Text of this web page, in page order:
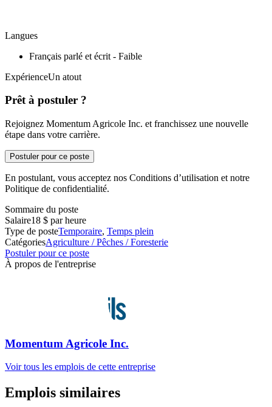
Langues
Français parlé et écrit - Faible
ExpérienceUn atout
Prêt à postuler ?
Rejoignez Momentum Agricole Inc. et franchissez une nouvelle
étape dans votre carrière.
Postuler pour ce poste
En postulant, vous acceptez nos Conditions d’utilisation et notre
Politique de confidentialité.
Sommaire du poste
Salaire18 $ par heure
Type de posteTemporaire, Temps plein
CatégoriesAgriculture / Pêches / Foresterie
Postuler pour ce poste
À propos de l'entreprise
Momentum Agricole Inc.
Voir tous les emplois de cette entreprise
Emplois similaires